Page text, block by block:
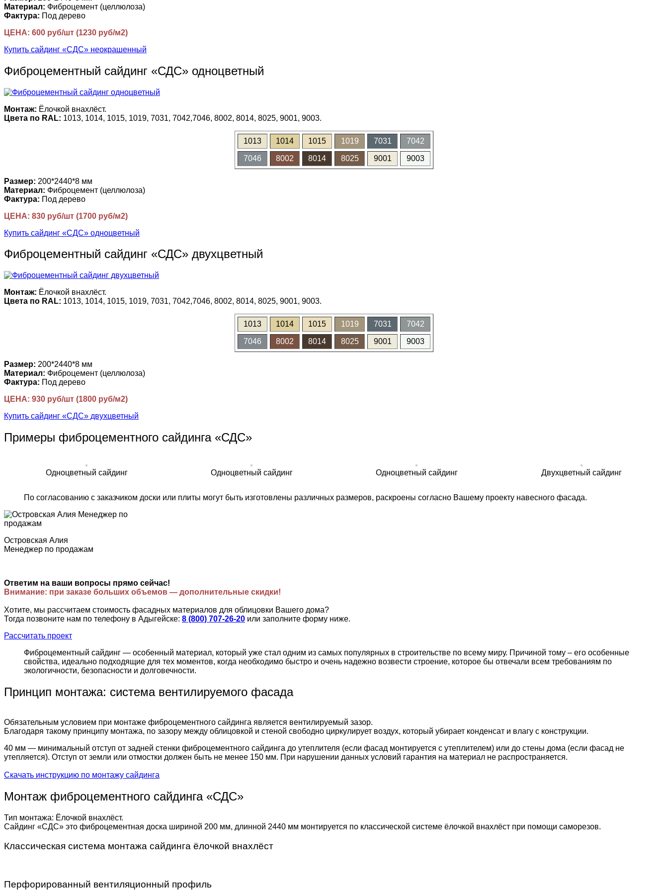
Материал: Фиброцемент (целлюлоза)
Фактура: Под дерево
ЦЕНА: 600 руб/шт (1230 руб/м2)
Купить сайдинг «СДС» неокрашенный
Фиброцементный сайдинг «СДС» одноцветный
Монтаж: Ёлочкой внахлёст.
Цвета по RAL: 1013, 1014, 1015, 1019, 7031, 7042,7046, 8002, 8014, 8025, 9001, 9003.
1013 1014 1015 1019 7031 7042
7046 8002 8014 8025 9001 9003
Размер: 200*2440*8 мм
Материал: Фиброцемент (целлюлоза)
Фактура: Под дерево
ЦЕНА: 830 руб/шт (1700 руб/м2)
Купить сайдинг «СДС» одноцветный
Фиброцементный сайдинг «СДС» двухцветный
Монтаж: Ёлочкой внахлёст.
Цвета по RAL: 1013, 1014, 1015, 1019, 7031, 7042,7046, 8002, 8014, 8025, 9001, 9003.
1013 1014 1015 1019 7031 7042
7046 8002 8014 8025 9001 9003
Размер: 200*2440*8 мм
Материал: Фиброцемент (целлюлоза)
Фактура: Под дерево
ЦЕНА: 930 руб/шт (1800 руб/м2)
Купить сайдинг «СДС» двухцветный
Примеры фиброцементного сайдинга «СДС»
Одноцветный сайдинг Одноцветный сайдинг Одноцветный сайдинг Двухцветный сайдинг
По согласованию с заказчиком доски или плиты могут быть изготовлены различных размеров, раскроены согласно Вашему проекту навесного фасада.
Островская Алия
Менеджер по продажам
Ответим на ваши вопросы прямо сейчас!
Внимание: при заказе больших объемов — дополнительные скидки!
Хотите, мы рассчитаем стоимость фасадных материалов для облицовки Вашего дома?
Тогда позвоните нам по телефону в Адыгейске: 8 (800) 707-26-20 или заполните форму ниже.
Рассчитать проект
Фиброцементный сайдинг — особенный материал, который уже стал одним из самых популярных в строительстве по всему миру. Причиной тому – его особенные
свойства, идеально подходящие для тех моментов, когда необходимо быстро и очень надежно возвести строение, которое бы отвечали всем требованиям по
экологичности, безопасности и долговечности.
Принцип монтажа: система вентилируемого фасада
Обязательным условием при монтаже фиброцементного сайдинга является вентилируемый зазор.
Благодаря такому принципу монтажа, по зазору между облицовкой и стеной свободно циркулирует воздух, который убирает конденсат и влагу с конструкции.
40 мм — минимальный отступ от задней стенки фиброцементного сайдинга до утеплителя (если фасад монтируется с утеплителем) или до стены дома (если фасад не
утепляется). Отступ от земли или отмостки должен быть не менее 150 мм. При нарушении данных условий гарантия на материал не распространяется.
Скачать инструкцию по монтажу сайдинга
Монтаж фиброцементного сайдинга «СДС»
Тип монтажа: Ёлочкой внахлёст.
Сайдинг «СДС» это фиброцементная доска шириной 200 мм, длинной 2440 мм монтируется по классической системе ёлочкой внахлёст при помощи саморезов.
Классическая система монтажа сайдинга ёлочкой внахлёст
Перфорированный вентиляционный профиль